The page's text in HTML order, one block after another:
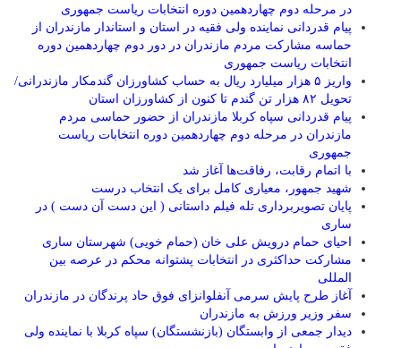
در مرحله دوم چهاردهمین دوره انتخابات ریاست جمهوری
پیام قدردانی نماینده ولی فقیه در استان و استاندار مازندران از
حماسه مشارکت مردم مازندران در دور دوم چهاردهمین دوره
انتخابات ریاست جمهوری
واریز ۵ هزار میلیارد ریال به حساب کشاورزان گندمکار مازندرانی/
تحویل ۸۲ هزار تن گندم تا کنون از کشاورزان استان
پیام قدردانی سپاه کربلا مازندران از حضور حماسی مردم
مازندران در مرحله دوم چهاردهمین دوره انتخابات ریاست
جمهوری
با اتمام رقابت، رفاقت‌ها آغاز شد
شهید جمهور، معیاری کامل برای یک انتخاب درست
پایان تصویربرداری تله فیلم داستانی ( این دست آن دست ) در
ساری
احیای حمام درویش علی خان (حمام خویی) شهرستان ساری
مشارکت حداکثری در انتخابات پشتوانه محکم در عرصه بین
المللی
آغاز طرح پایش سرمی آنفلوانزای فوق حاد پرندگان در مازندران
سفر وزیر ورزش به مازندران
دیدار جمعی از وابستگان (بازنشستگان) سپاه کربلا با نماینده ولی